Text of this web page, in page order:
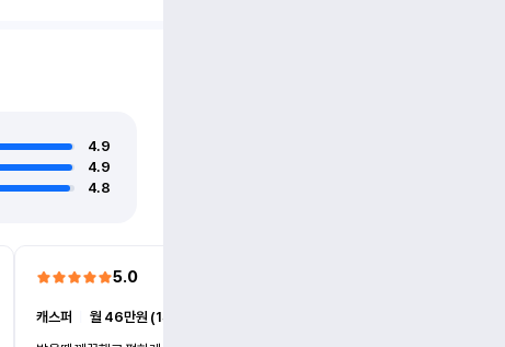
4.9
4.9
4.8
5.0
캐스퍼
월 46만원 (1개월)